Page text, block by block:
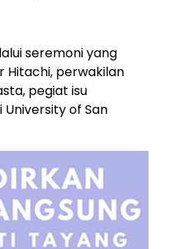
seremoni yang
Hitachi, perwakilan
pegiat isu
of San